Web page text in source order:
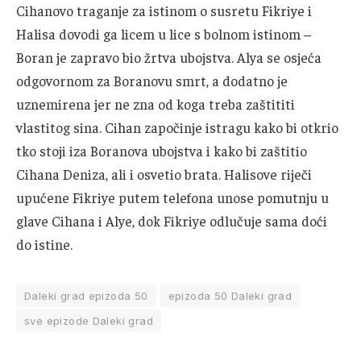
Cihanovo traganje za istinom o susretu Fikriye i
Halisa dovodi ga licem u lice s bolnom istinom –
Boran je zapravo bio žrtva ubojstva. Alya se osjeća
odgovornom za Boranovu smrt, a dodatno je
uznemirena jer ne zna od koga treba zaštititi
vlastitog sina. Cihan započinje istragu kako bi otkrio
tko stoji iza Boranova ubojstva i kako bi zaštitio
Cihana Deniza, ali i osvetio brata. Halisove riječi
upućene Fikriye putem telefona unose pomutnju u
glave Cihana i Alye, dok Fikriye odlučuje sama doći
do istine.
Daleki grad epizoda 50
epizoda 50 Daleki grad
sve epizode Daleki grad